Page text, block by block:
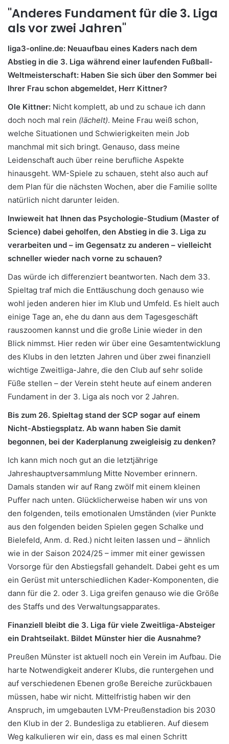
"Anderes Fundament für die 3. Liga
als vor zwei Jahren"
liga3-online.de: Neuaufbau eines Kaders nach dem
Abstieg in die 3. Liga während einer laufenden Fußball-
Weltmeisterschaft: Haben Sie sich über den Sommer bei
Ihrer Frau schon abgemeldet, Herr Kittner?
Ole Kittner: Nicht komplett, ab und zu schaue ich dann
doch noch mal rein (lächelt). Meine Frau weiß schon,
welche Situationen und Schwierigkeiten mein Job
manchmal mit sich bringt. Genauso, dass meine
Leidenschaft auch über reine berufliche Aspekte
hinausgeht. WM-Spiele zu schauen, steht also auch auf
dem Plan für die nächsten Wochen, aber die Familie sollte
natürlich nicht darunter leiden.
Inwieweit hat Ihnen das Psychologie-Studium (Master of
Science) dabei geholfen, den Abstieg in die 3. Liga zu
verarbeiten und – im Gegensatz zu anderen – vielleicht
schneller wieder nach vorne zu schauen?
Das würde ich differenziert beantworten. Nach dem 33.
Spieltag traf mich die Enttäuschung doch genauso wie
wohl jeden anderen hier im Klub und Umfeld. Es hielt auch
einige Tage an, ehe du dann aus dem Tagesgeschäft
rauszoomen kannst und die große Linie wieder in den
Blick nimmst. Hier reden wir über eine Gesamtentwicklung
des Klubs in den letzten Jahren und über zwei finanziell
wichtige Zweitliga-Jahre, die den Club auf sehr solide
Füße stellen – der Verein steht heute auf einem anderen
Fundament in der 3. Liga als noch vor 2 Jahren.
Bis zum 26. Spieltag stand der SCP sogar auf einem
Nicht-Abstiegsplatz. Ab wann haben Sie damit
begonnen, bei der Kaderplanung zweigleisig zu denken?
Ich kann mich noch gut an die letztjährige
Jahreshauptversammlung Mitte November erinnern.
Damals standen wir auf Rang zwölf mit einem kleinen
Puffer nach unten. Glücklicherweise haben wir uns von
den folgenden, teils emotionalen Umständen (vier Punkte
aus den folgenden beiden Spielen gegen Schalke und
Bielefeld, Anm. d. Red.) nicht leiten lassen und – ähnlich
wie in der Saison 2024/25 – immer mit einer gewissen
Vorsorge für den Abstiegsfall gehandelt. Dabei geht es um
ein Gerüst mit unterschiedlichen Kader-Komponenten, die
dann für die 2. oder 3. Liga greifen genauso wie die Größe
des Staffs und des Verwaltungsapparates.
Finanziell bleibt die 3. Liga für viele Zweitliga-Absteiger
ein Drahtseilakt. Bildet Münster hier die Ausnahme?
Preußen Münster ist aktuell noch ein Verein im Aufbau. Die
harte Notwendigkeit anderer Klubs, die runtergehen und
auf verschiedenen Ebenen große Bereiche zurückbauen
müssen, habe wir nicht. Mittelfristig haben wir den
Anspruch, im umgebauten LVM-Preußenstadion bis 2030
den Klub in der 2. Bundesliga zu etablieren. Auf diesem
Weg kalkulieren wir ein, dass es mal einen Schritt